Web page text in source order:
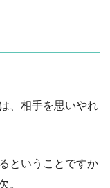
、相手を思いやれ
ということですか
。